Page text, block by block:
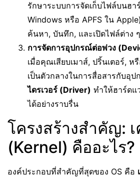
รักษาระบบการจัดเก็บไฟล์บนฮา
Windows หรือ APFS ใน
ค้นหา, บันทึก, และเปิดไฟล์ต่าง
การจัดการอุปกรณ์ต่อพ่วง
เมื่อคุณเสียบเมาส์, ปริ้นเตอร์, ห
เป็นตัวกลางในการสื่อสารกับอุ
ไดรเวอร์ (Driver) ทำให้ฮาร์ด
ได้อย่างราบรื่น
โครงสร้างสำคัญ: เ
(Kernel) คืออะไร?
องค์ประกอบที่สำคัญที่สุดของ OS คือ